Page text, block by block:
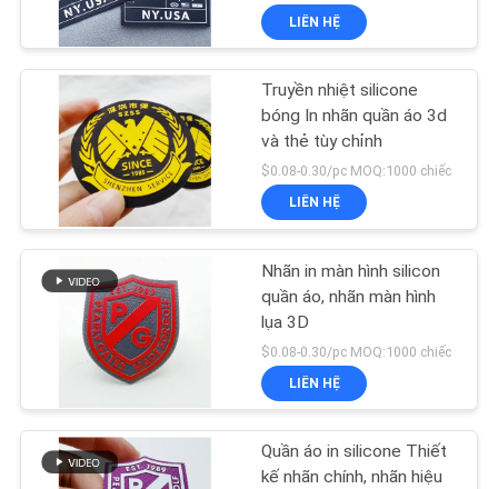
LIÊN HỆ
Truyền nhiệt silicone
bóng In nhãn quần áo 3d
và thẻ tùy chỉnh
$0.08-0.30/pc MOQ:1000 chiếc
LIÊN HỆ
Nhãn in màn hình silicon
quần áo, nhãn màn hình
lụa 3D
$0.08-0.30/pc MOQ:1000 chiếc
LIÊN HỆ
Quần áo in silicone Thiết
kế nhãn chính, nhãn hiệu